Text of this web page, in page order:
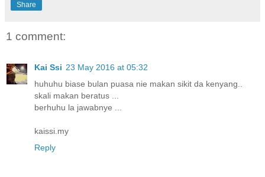
Share
1 comment:
Kai Ssi 23 May 2016 at 05:32
huhuhu biase bulan puasa nie makan sikit da kenyang..
skali makan beratus ...
berhuhu la jawabnye ...
kaissi.my
Reply